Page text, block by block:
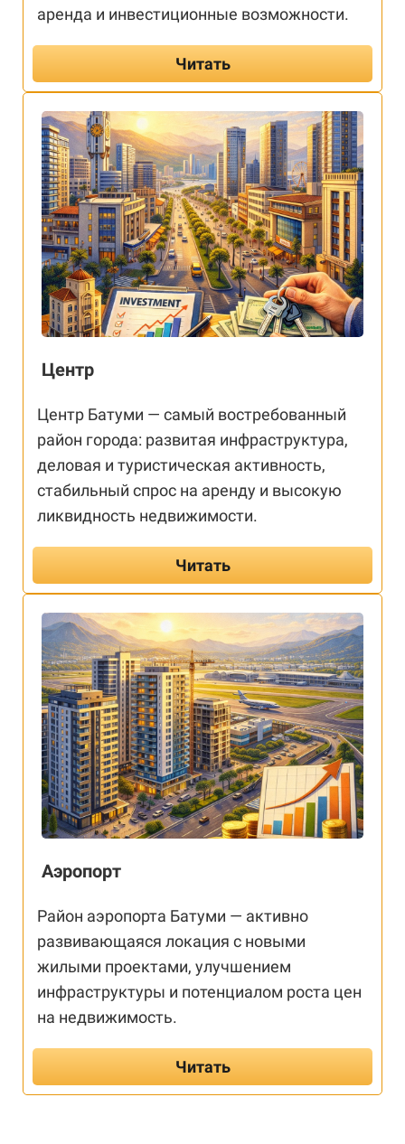
аренда и инвестиционные возможности.
Читать
Центр
Центр Батуми — самый востребованный
район города: развитая инфраструктура,
деловая и туристическая активность,
стабильный спрос на аренду и высокую
ликвидность недвижимости.
Читать
Аэропорт
Район аэропорта Батуми — активно
развивающаяся локация с новыми
жилыми проектами, улучшением
инфраструктуры и потенциалом роста цен
на недвижимость.
Читать